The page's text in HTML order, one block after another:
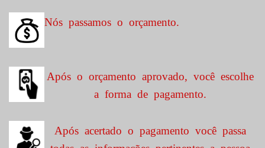
Nós passamos o orçamento.
Após o orçamento aprovado, você escolhe
a forma de pagamento.
Após acertado o pagamento você passa